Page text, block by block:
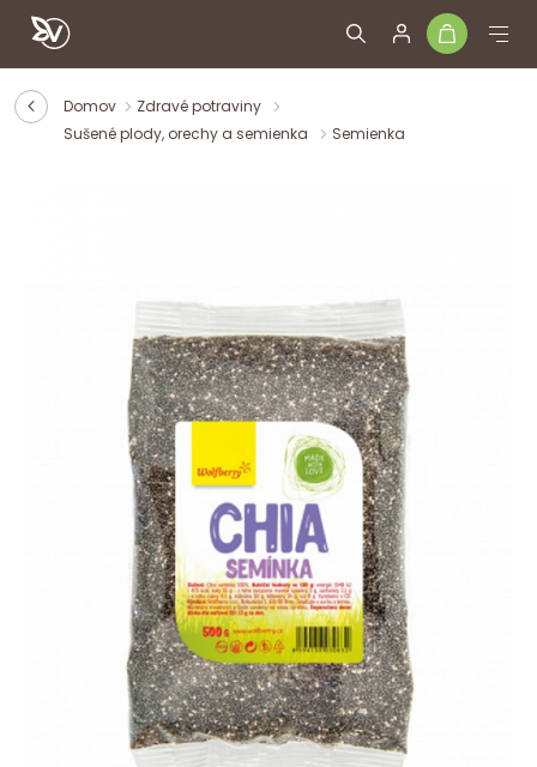
Domov
Zdravé potraviny
Sušené plody, orechy a semienka
Semienka